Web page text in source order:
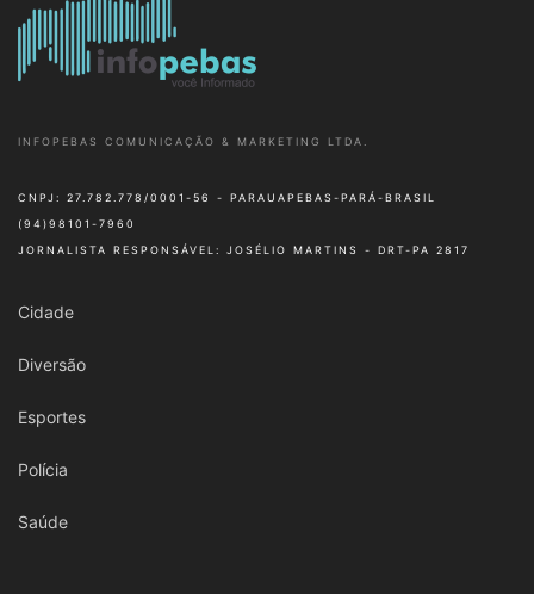
INFOPEBAS COMUNICAÇÃO & MARKETING LTDA.
CNPJ: 27.782.778/0001-56 - PARAUAPEBAS-PARÁ-BRASIL
(94)98101-7960
JORNALISTA RESPONSÁVEL: JOSÉLIO MARTINS - DRT-PA 2817
Cidade
Diversão
Esportes
Polícia
Saúde